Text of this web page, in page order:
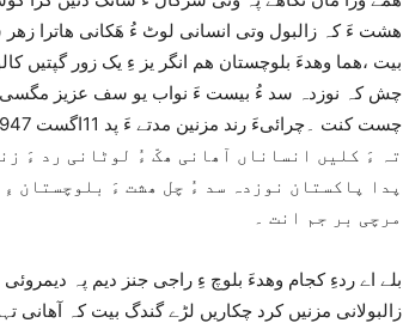
ھشت ءَ کہ زالبول وتی انسانی لوٹ ءُ ھَکانی ھاترا
بیت ،ھما وھدءَ بلوچستان ھم انگر یز ءِ یک زور گپتیں
چش کہ نوزدہ سد ءُ بیست ءَ نواب یو سف عزیز مگسی
تہ ءَ کلیں انساناں آھانی ھکّ ءُ لوٹانی رد ءَ
پدا پاکستان نوزدہ سد ءُ چل ھشت ءَ بلوچستان
مرچی بر جم انت ۔
بلے اے ردءِ کجام وھدءَ بلوچ ءِ راجی جنز دیم پہ دیمروئی
زالبولانی مزنیں کرد چکاریں لڑے گندگ بیت کہ آھانی